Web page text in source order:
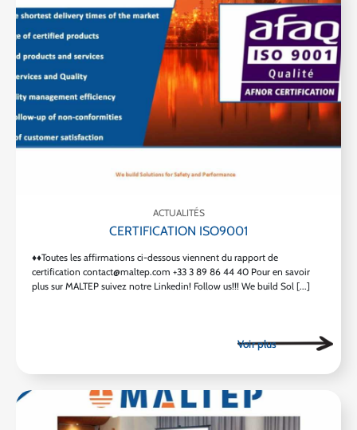
ACTUALITÉS
CERTIFICATION ISO9001
♦♦Toutes les affirmations ci-dessous viennent du rapport de
certification contact@maltep.com +33 3 89 86 44 40 Pour en savoir
plus sur MALTEP suivez notre Linkedin! Follow us!!! We build Sol [...]